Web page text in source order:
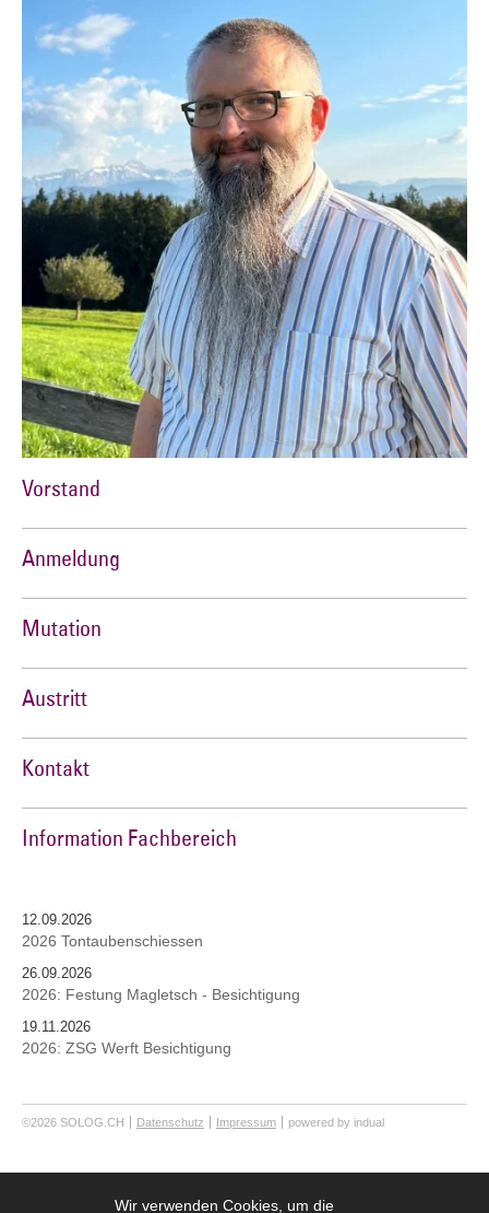
Vorstand
Anmeldung
Mutation
Austritt
Kontakt
Information Fachbereich
12.09.2026
2026 Tontaubenschiessen
26.09.2026
2026: Festung Magletsch - Besichtigung
19.11.2026
2026: ZSG Werft Besichtigung
©2026 SOLOG.CH Datenschutz Impressum powered by indual
Wir verwenden Cookies, um die